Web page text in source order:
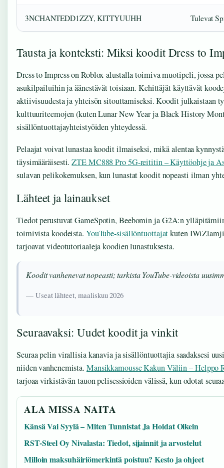
3NCHANTEDD1ZZY, KITTYUUHH Tulevat
Tausta ja konteksti: Miksi koodit Dress to
Dress to Impress on Roblox-alustalla toimiva muotipeli, jossa
asukilpailuihin ja äänestävät toisiaan. Kehittäjät käyttävät
aktiivisuudesta ja yhteisön sitouttamiseksi. Koodit julkaistaan
kulttuuriteemojen (kuten Lunar New Year ja Black History
sisällöntuottajayhteistyöiden yhteydessä.
Pelaajat voivat lunastaa koodit ilmaiseksi, mikä alentaa
täysimääräisesti.ZTE MC888 Pro 5G-reititin – Käyttöohje ja
sulavan pelikokemuksen, kun lunastat koodit nopeasti ilman
Lähteet ja lainaukset
Tiedot perustuvat GameSpotin, Beebomin ja G2A:n
toimivista koodeista. YouTube-sisällöntuottajatkuten
tarjoavat videotutoriaaleja koodien lunastuksesta.
Koodit vanhenevat nopeasti; tarkista YouTube-videoista
— Useat lähteet, maaliskuu 2026
Seuraavaksi: Uudet koodit ja vinkit
Seuraa pelin virallisia kanavia ja sisällöntuottajia saadaksesi
niiden vanhenemista. Mansikkamousse Kakun Väliin – Helppo
tarjoaa virkistävän tauon pelisessioiden välissä, kun odotat
ALA MISSA NAITA
Känsä Vai Syylä – Miten Tunnistat Ja Hoidat Oikein
RST-Steel Oy Nivalasta: Tiedot, sijainnit ja arvostelut
Milloin maksuhäiriömerkintä poistuu? Kesto ja ohjeet